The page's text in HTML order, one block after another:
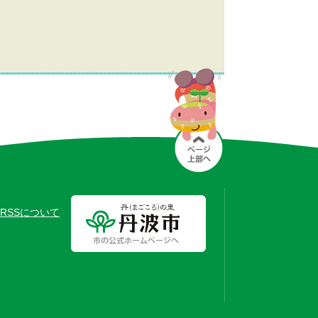
RSSについて